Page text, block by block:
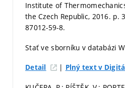
Institute of
the Czech Republic, 2016. p.
87012-59-8.
Stať ve sborníku v databázi
Detail | Plný text v